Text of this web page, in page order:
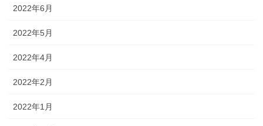
2022年6月
2022年5月
2022年4月
2022年2月
2022年1月